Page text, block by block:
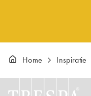
Home Inspiratie